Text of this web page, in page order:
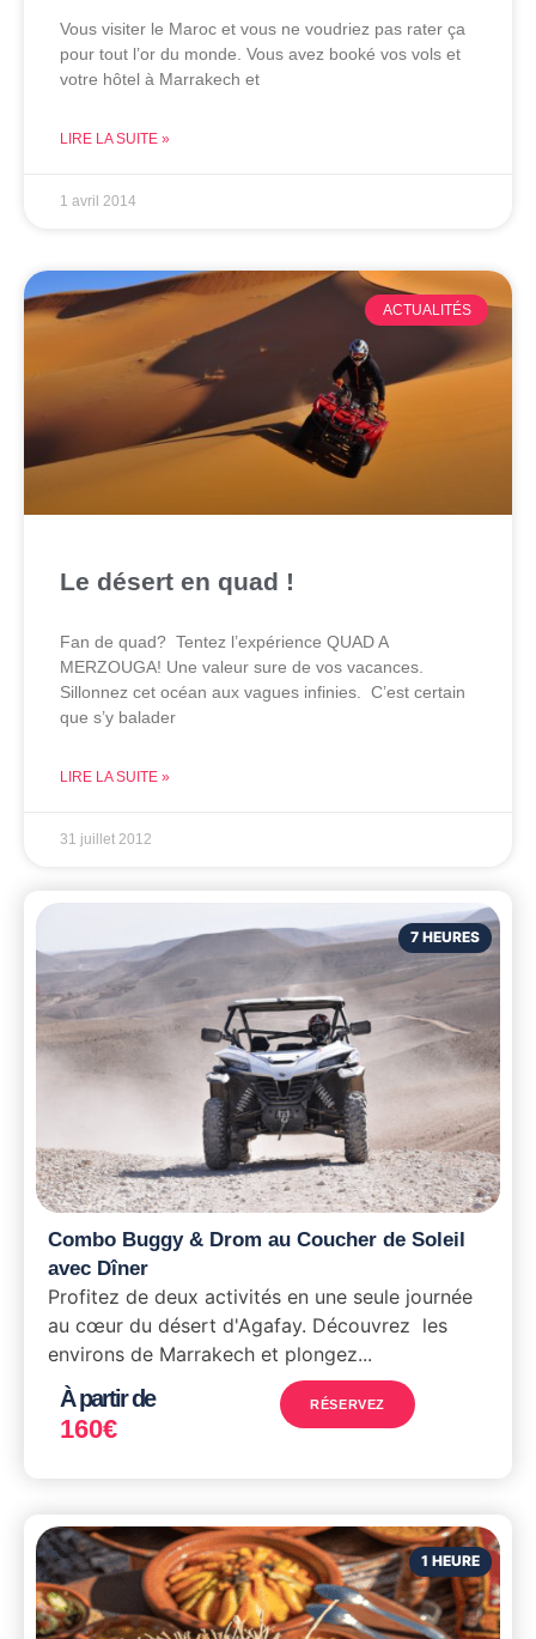
Vous visiter le Maroc et vous ne voudriez pas rater ça
pour tout l’or du monde. Vous avez booké vos vols et
votre hôtel à Marrakech et
LIRE LA SUITE »
1 avril 2014
ACTUALITÉS
Le désert en quad !
Fan de quad? Tentez l’expérience QUAD A
MERZOUGA! Une valeur sure de vos vacances.
Sillonnez cet océan aux vagues infinies. C’est certain
que s’y balader
LIRE LA SUITE »
31 juillet 2012
7 HEURES
Combo Buggy & Drom au Coucher de Soleil
avec Dîner
Profitez de deux activités en une seule journée
au cœur du désert d'Agafay. Découvrez les
environs de Marrakech et plongez...
À partir de
160€
RÉSERVEZ
1 HEURE